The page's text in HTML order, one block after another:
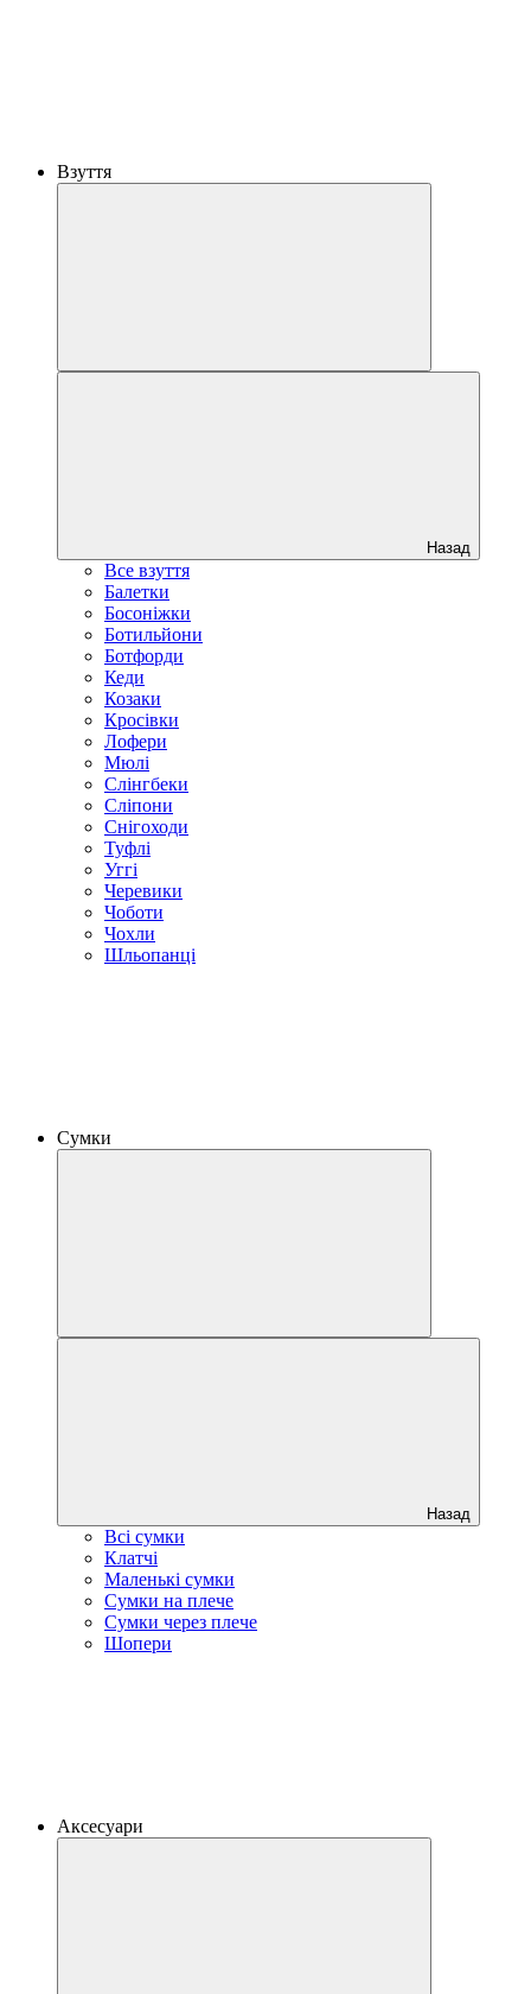
Взуття
Назад
Все взуття
Балетки
Босоніжки
Ботильйони
Ботфорди
Кеди
Козаки
Кросівки
Лофери
Мюлі
Слінгбеки
Сліпони
Снігоходи
Туфлі
Уггі
Черевики
Чоботи
Чохли
Шльопанці
Сумки
Назад
Всі сумки
Клатчі
Маленькі сумки
Сумки на плече
Сумки через плече
Шопери
Аксесуари